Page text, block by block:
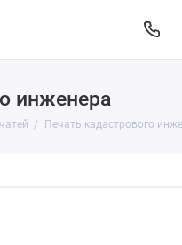
инженера
Печать кадастрового